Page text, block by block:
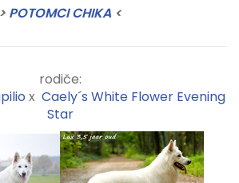
> POTOMCI CHIKA <
rodiče:
x Caely´s White Flower Evening
Star